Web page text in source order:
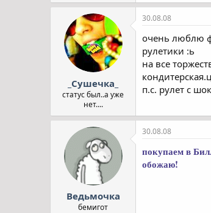
_Сушечка_
статус был..а уже
нет....
30.08.08
очень люблю
рулетики :ь
на все
п.с. рулет с
Ведьмочка
бемигот
30.08.08
покупаем в
обожаю!